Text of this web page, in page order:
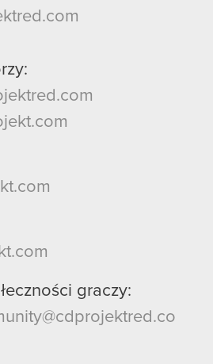
graczy: